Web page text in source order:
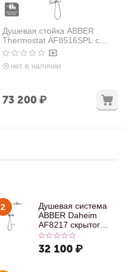
Душевая стойка ABBER
Thermostat AF8516SPL с
термостатом и изливом,
сатин
нет в наличии
73 200₽
2
Душевая система
ABBER Daheim
AF8217 скрытого
монтажа с
изливом, хром
32 100 ₽